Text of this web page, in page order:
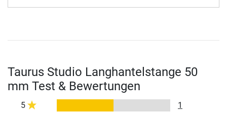
Taurus Studio Langhantelstange 50
mm Test & Bewertungen
5
1